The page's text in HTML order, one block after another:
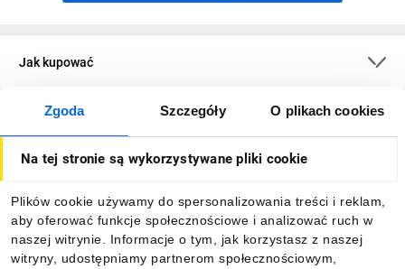
Zgoda Szczegóły O plikach cookies
Na tej stronie są wykorzystywane pliki cookie
Plików cookie używamy do spersonalizowania treści i reklam,
aby oferować funkcje społecznościowe i analizować ruch w
naszej witrynie. Informacje o tym, jak korzystasz z naszej
witryny, udostępniamy partnerom społecznościowym,
Jak kupować
O firmie
Informacje